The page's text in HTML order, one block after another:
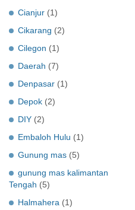
Cianjur (1)
Cikarang (2)
Cilegon (1)
Daerah (7)
Denpasar (1)
Depok (2)
DIY (2)
Embaloh Hulu (1)
Gunung mas (5)
gunung mas kalimantan
Tengah (5)
Halmahera (1)